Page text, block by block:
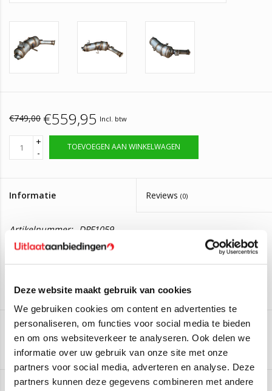
Deze website maakt gebruik van cookies
We gebruiken cookies om content en advertenties te
personaliseren, om functies voor social media te bieden
en om ons websiteverkeer te analyseren. Ook delen we
informatie over uw gebruik van onze site met onze
partners voor social media, adverteren en analyse. Deze
partners kunnen deze gegevens combineren met andere
€749,00 €559,95 Incl. btw
+
-
TOEVOEGEN AAN WINKELWAGEN
Informatie Reviews (0)
Artikelnummer:
DPF1059
Levertijd:
Levering in 2 tot 4 werkdagen.
Roetfilter Mercedes-Benz S-Klasse S350.
A2214909736
Deze roetfilter is geschikt voor de volgende auto's:
Mercedes-Benz S-Klasse S350 BlueTEC
(190kW/258PK)
(Van 2011 t/m 2013)
Twijfelt u of deze roetfilter geschikt is voor uw auto?
De originele nummers van deze roetfilter zijn: A2214909736,
2214909736
Aan verlanglijst toevoegen/Toevoegen om te vergelijken/ Afdrukken